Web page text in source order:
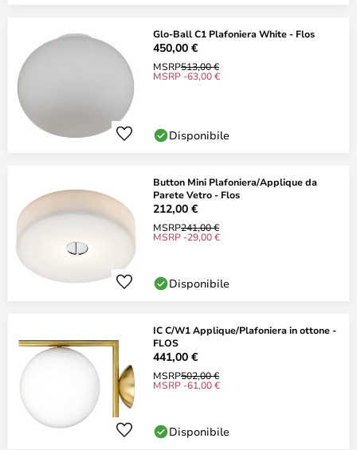
Glo-Ball C1 Plafoniera White - Flos
450,00 €
MSRP513,00 €
MSRP -63,00 €
Disponibile
Button Mini Plafoniera/Applique da
Parete Vetro - Flos
212,00 €
MSRP241,00 €
MSRP -29,00 €
Disponibile
IC C/W1 Applique/Plafoniera in ottone -
FLOS
441,00 €
MSRP502,00 €
MSRP -61,00 €
Disponibile